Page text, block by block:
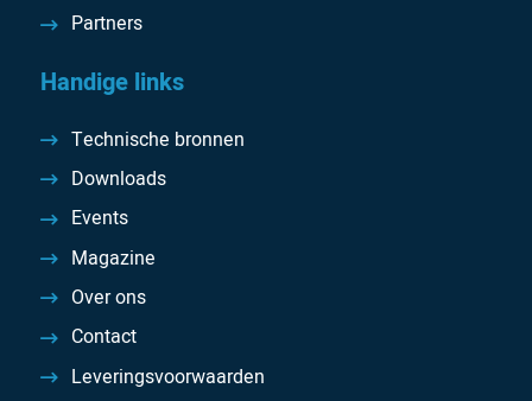
Partners
Handige links
Technische bronnen
Downloads
Events
Magazine
Over ons
Contact
Leveringsvoorwaarden